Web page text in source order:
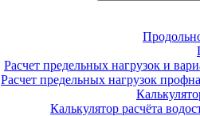
Расчет предельных нагрузок и
Расчет предельных нагрузок
Калькулятор расчёта